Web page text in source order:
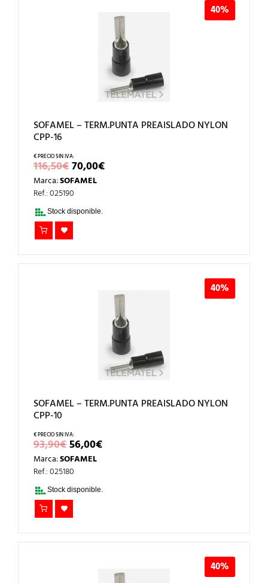
40%
SOFAMEL – TERM.PUNTA PREAISLADO NYLON
CPP-16
116,50€EL
PRECIO
ORIGINAL
ERA:
116,50€.
70,00€EL
PRECIO
Marca:SOFAMEL
Ref.: 025190
Stock disponible.
40%
SOFAMEL – TERM.PUNTA PREAISLADO NYLON
CPP-10
93,90€EL
PRECIO
ORIGINAL
ERA:
93,90€.
56,00€EL
PRECIO
Marca:SOFAMEL
Ref.: 025180
Stock disponible.
40%